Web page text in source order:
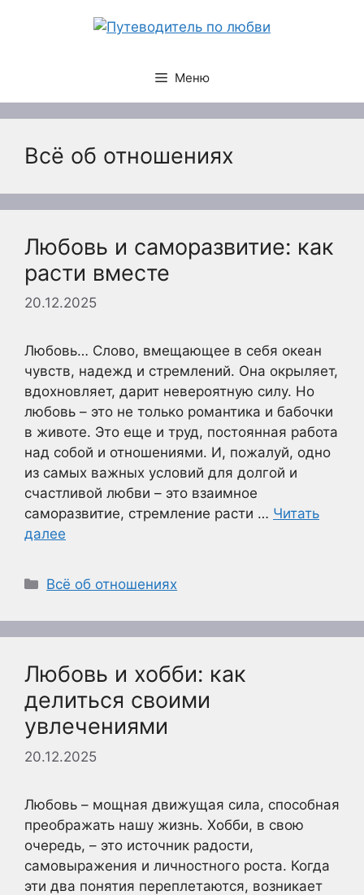
Меню
Всё об отношениях
Любовь и саморазвитие: как
расти вместе
20.12.2025
Любовь… Слово, вмещающее в себя океан
чувств, надежд и стремлений. Она окрыляет,
вдохновляет, дарит невероятную силу. Но
любовь – это не только романтика и бабочки
в животе. Это еще и труд, постоянная работа
над собой и отношениями. И, пожалуй, одно
из самых важных условий для долгой и
счастливой любви – это взаимное
саморазвитие, стремление расти … Читать
далее
Рубрики
Всё об отношениях
Любовь и хобби: как
делиться своими
увлечениями
20.12.2025
Любовь – мощная движущая сила, способная
преображать нашу жизнь. Хобби, в свою
очередь, – это источник радости,
самовыражения и личностного роста. Когда
эти два понятия переплетаются, возникает